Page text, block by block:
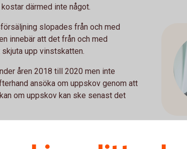
därmed inte något.
slopades från och med
innebär att det från och med
upp vinstskatten.
åren 2018 till 2020 men inte
ansöka om uppskov genom att
om uppskov kan ske senast det
privatbostad får du göra avdrag för